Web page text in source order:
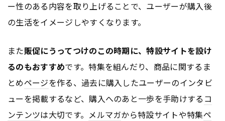
ー性のある内容を取り上げることで、ユーザーが購入後
の生活をイメージしやすくなります。
また販促にうってつけのこの時期に、特設サイトを設け
るのもおすすめです。特集を組んだり、商品に関するま
とめページを作る、過去に購入したユーザーのインタビ
ューを掲載するなど、購入へのあと一歩を手助けする コ
ンテンツは大切です。 メルマガから特設サイトや特集ペ